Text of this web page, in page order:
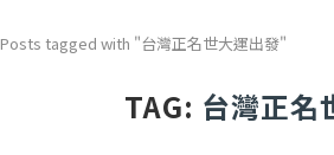
Posts tagged with "台灣正名世大運出發"
TAG: 台灣正名